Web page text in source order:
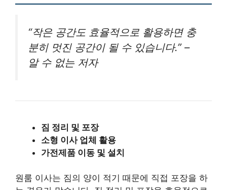
“작은 공간도 효율적으로 활용하면 충
분히 멋진 공간이 될 수 있습니다.” –
알 수 없는 저자
짐 정리 및 포장
소형 이사 업체 활용
가전제품 이동 및 설치
원룸 이사는 짐의 양이 적기 때문에 직접 포장을 하